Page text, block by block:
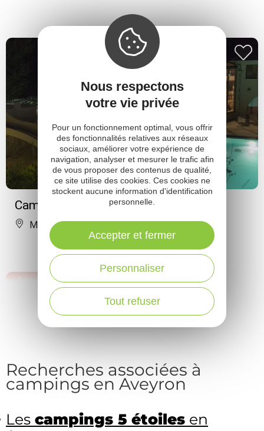
Camping Les Prades
Mostuéjouls
Réserver
PLUS DE RÉSULTATS
Recherches associées à
campings en Aveyron
Les campings 5 étoiles en
Nous respectons
votre vie privée
Pour un fonctionnement optimal, vous offrir
des fonctionnalités relatives aux réseaux
sociaux, améliorer votre expérience de
navigation, analyser et mesurer le trafic afin
de vous proposer des contenus de qualité,
ce site utilise des cookies. Ces cookies ne
stockent aucune information d'identification
personnelle.
Tout refuser
Personnaliser
Accepter et fermer